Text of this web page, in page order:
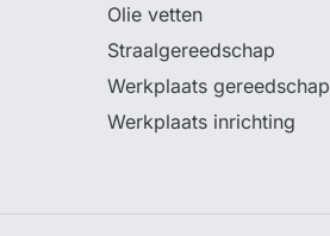
Olie vetten
Straalgereedschap
Werkplaats gereedschap
Werkplaats inrichting